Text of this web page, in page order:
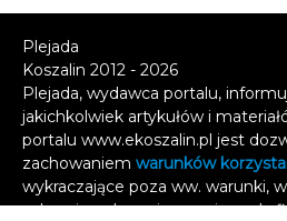
Plejada
Koszalin 2012 - 2026
Plejada, wydawca portalu,
jakichkolwiek artykułów i
portalu www.ekoszalin.pl jest
zachowaniem warunków
wykraczające poza ww. warunki,
zabronione bez pisemnej zgody